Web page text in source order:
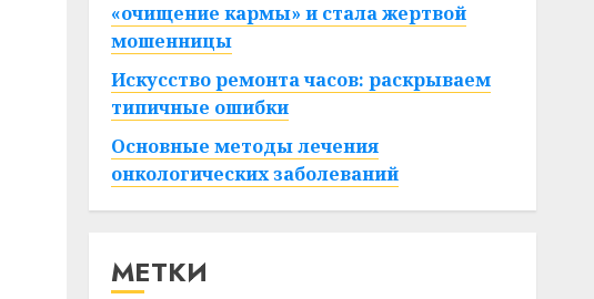
«очищение кармы» и стала жертвой
мошенницы
Искусство ремонта часов: раскрываем
типичные ошибки
Основные методы лечения
онкологических заболеваний
МЕТКИ